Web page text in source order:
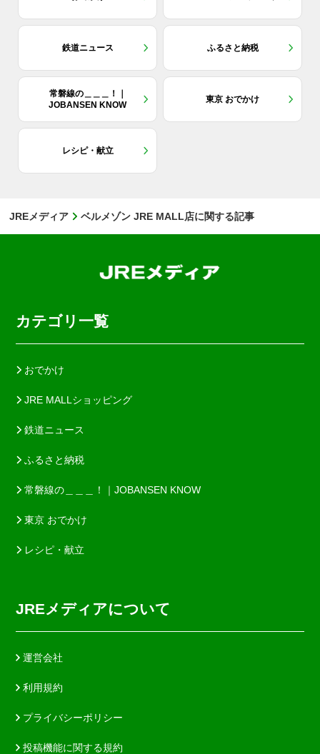
鉄道ニュース ふるさと納税
常磐線の＿＿＿！｜
JOBANSEN KNOW
東京 おでかけ
レシピ・献立
JREメディア ベルメゾン JRE MALL店に関する記事
カテゴリ一覧
おでかけ
JRE MALLショッピング
鉄道ニュース
ふるさと納税
常磐線の＿＿＿！｜JOBANSEN KNOW
東京 おでかけ
レシピ・献立
JREメディアについて
運営会社
利用規約
プライバシーポリシー
投稿機能に関する規約